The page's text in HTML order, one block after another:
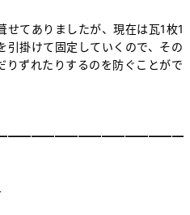
てありましたが、現在は瓦1枚1
引掛けて固定していくので、その
りずれたりするのを防ぐことがで